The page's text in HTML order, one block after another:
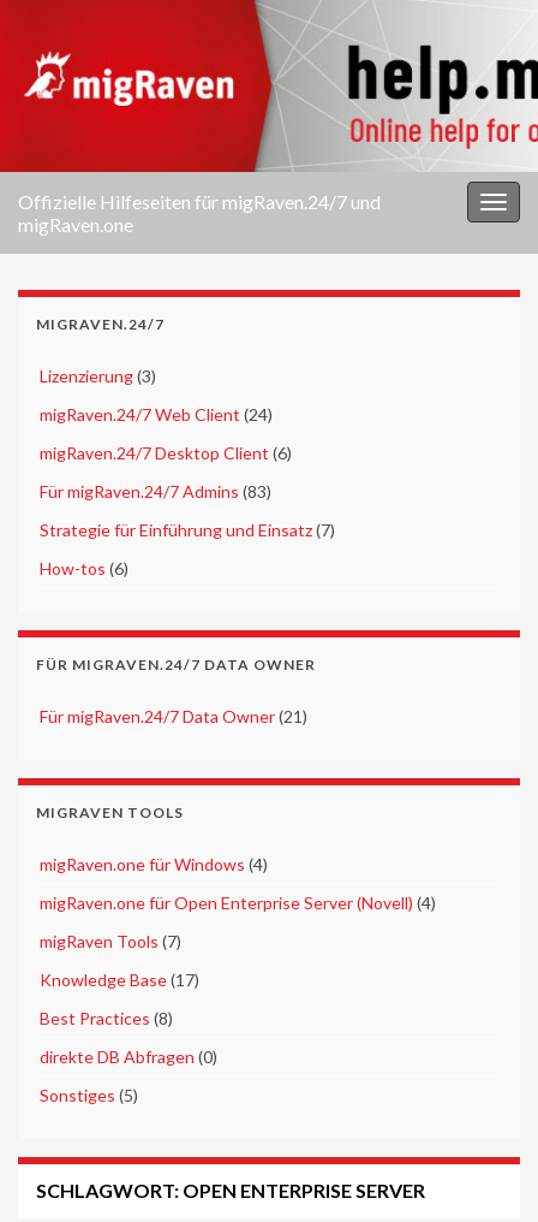
Offizielle Hilfeseiten für migRaven.24/7 und
migRaven.one
MIGRAVEN.24/7
Lizenzierung(3)
migRaven.24/7 Web Client (24)
migRaven.24/7 Desktop Client (6)
Für migRaven.24/7 Admins (83)
Strategie für Einführung und Einsatz(7)
How-tos (6)
FÜR MIGRAVEN.24/7 DATA OWNER
Für migRaven.24/7 Data Owner(21)
MIGRAVEN TOOLS
migRaven.one für Windows (4)
migRaven.one für Open Enterprise Server (Novell) (4)
migRaven Tools (7)
Knowledge Base(17)
Best Practices (8)
direkte DB Abfragen (0)
Sonstiges (5)
SCHLAGWORT: OPEN ENTERPRISE SERVER